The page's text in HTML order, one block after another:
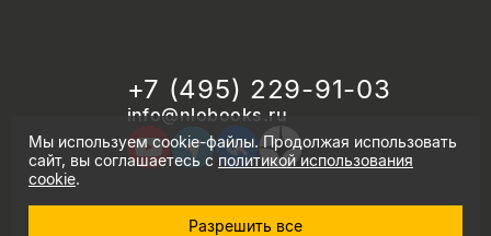
+7 (495) 229-91-03
info@nlobooks.ru
© Новое литературное обозрение. 2026
Мы используем cookie-файлы. Продолжая использовать
сайт, вы соглашаетесь сполитикой использования
cookie.
Разрешить все